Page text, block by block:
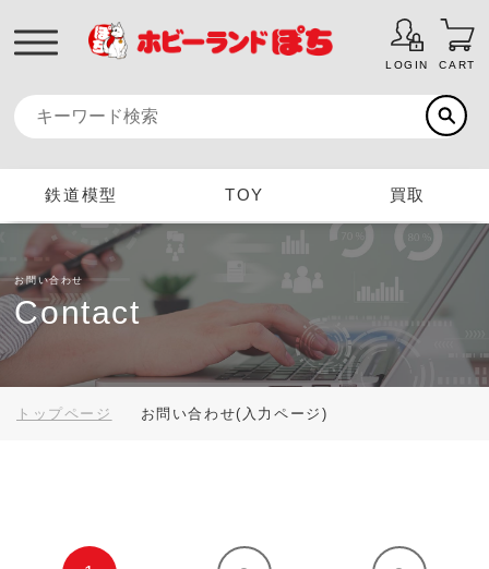
LOGIN CART
鉄道模型 TOY 買取
お問い合わせ
Contact
トップページ お問い合わせ(入力ページ)